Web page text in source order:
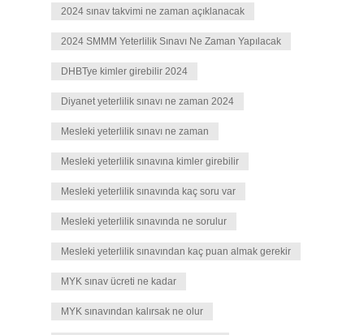
2024 sınav takvimi ne zaman açıklanacak
2024 SMMM Yeterlilik Sınavı Ne Zaman Yapılacak
DHBTye kimler girebilir 2024
Diyanet yeterlilik sınavı ne zaman 2024
Mesleki yeterlilik sınavı ne zaman
Mesleki yeterlilik sınavına kimler girebilir
Mesleki yeterlilik sınavında kaç soru var
Mesleki yeterlilik sınavında ne sorulur
Mesleki yeterlilik sınavından kaç puan almak gerekir
MYK sınav ücreti ne kadar
MYK sınavından kalırsak ne olur